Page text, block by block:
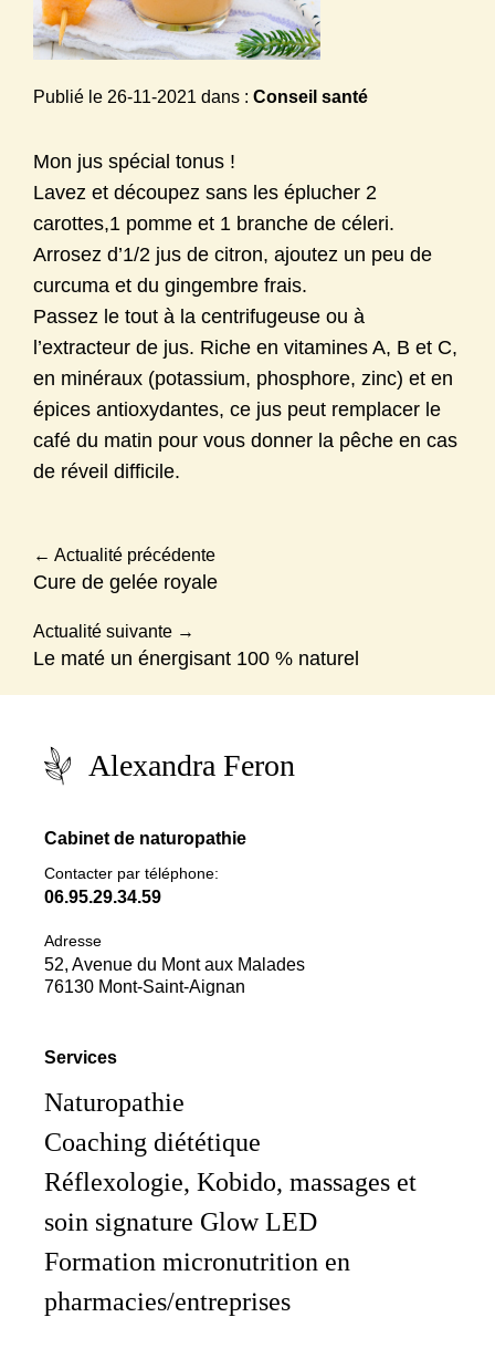
ALEXANDRA FERON, NATUROPATHE & DIÉTÉTIQUE *
Publié le 26-11-2021 dans : Conseil santé
Mon jus spécial tonus !
Lavez et découpez sans les éplucher 2
carottes,1 pomme et 1 branche de céleri.
Arrosez d’1/2 jus de citron, ajoutez un peu de
curcuma et du gingembre frais.
Passez le tout à la centrifugeuse ou à
l’extracteur de jus. Riche en vitamines A, B et C,
en minéraux (potassium, phosphore, zinc) et en
épices antioxydantes, ce jus peut remplacer le
café du matin pour vous donner la pêche en cas
de réveil difficile.
← Actualité précédente
Cure de gelée royale
Actualité suivante →
Le maté un énergisant 100 % naturel
Alexandra Feron
Cabinet de naturopathie
Contacter par téléphone:
06.95.29.34.59
Adresse
52, Avenue du Mont aux Malades
76130 Mont-Saint-Aignan
Services
Naturopathie
Coaching diététique
Réflexologie, Kobido, massages et
soin signature Glow LED
Formation micronutrition en
pharmacies/entreprises